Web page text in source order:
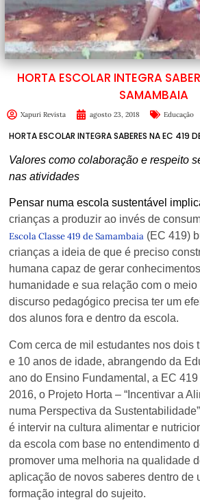
HORTA ESCOLAR INTEGRA
SAMAMBAIA
Xapuri Revista agosto 23, 2018 Educação
HORTA ESCOLAR INTEGRA SABERES NA EC 419
Valores como colaboração e respeito
nas atividades
Pensar numa escola sustentável
crianças a produzir ao invés de
Escola Classe 419 de Samambaia (EC 419)
crianças a ideia de que é preciso
humana capaz de gerar
humanidade e sua relação com o
discurso pedagógico precisa ter um
dos alunos fora e dentro da escola.
Com cerca de mil estudantes nos dois
e 10 anos de idade, abrangendo da
ano do Ensino Fundamental, a EC
2016, o Projeto Horta – “Incentivar a
numa Perspectiva da
é intervir na cultura alimentar e
da escola com base no entendimento
promover uma melhoria na qualidade
aplicação de novos saberes dentro de
formação integral do sujeito.